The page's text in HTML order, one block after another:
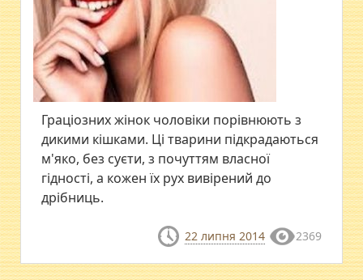
Граціозних жінок чоловіки порівнюють з
дикими кішками. Ці тварини підкрадаються
м'яко, без суєти, з почуттям власної
гідності, а кожен їх рух вивірений до
дрібниць.
22 липня 2014 2369